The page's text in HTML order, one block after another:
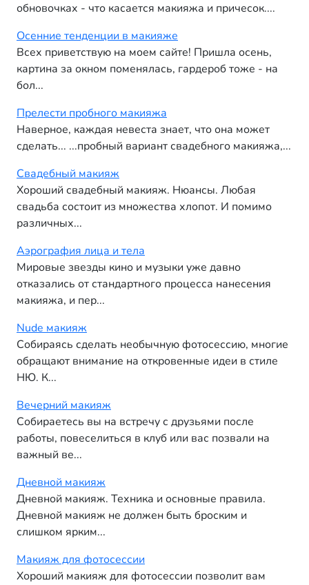
обновочках - что касается макияжа и причесок....
Осенние тенденции в макияже
Всех приветствую на моем сайте! Пришла осень,
картина за окном поменялась, гардероб тоже - на
бол...
Прелести пробного макияжа
Наверное, каждая невеста знает, что она может
сделать... ...пробный вариант свадебного макияжа,...
Свадебный макияж
Хороший свадебный макияж. Нюансы. Любая
свадьба состоит из множества хлопот. И помимо
различных...
Аэрография лица и тела
Мировые звезды кино и музыки уже давно
отказались от стандартного процесса нанесения
макияжа, и пер...
Nude макияж
Собираясь сделать необычную фотосессию, многие
обращают внимание на откровенные идеи в стиле
НЮ. К...
Вечерний макияж
Собираетесь вы на встречу с друзьями после
работы, повеселиться в клуб или вас позвали на
важный ве...
Дневной макияж
Дневной макияж. Техника и основные правила.
Дневной макияж не должен быть броским и
слишком ярким...
Макияж для фотосессии
Хороший макияж для фотосессии позволит вам